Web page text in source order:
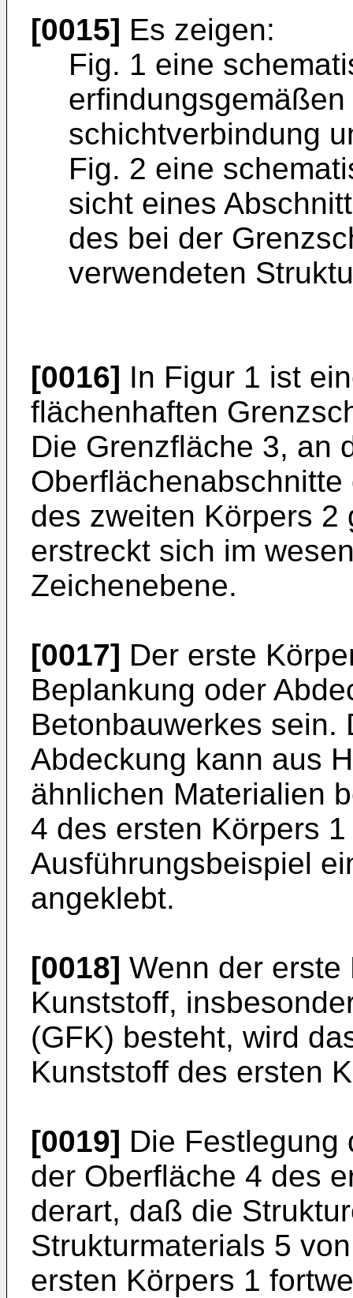
[0015] Es zeigen:
Fig. 1 eine
schichtverbindung
Fig. 2 eine
sicht eines
des bei der
verwendeten
[0016] In Figur 1 ist
flächenhaften
Die Grenzfläche 3, an
des zweiten Körpers
erstreckt sich im
Zeichenebene.
[0017] Der erste
Beplankung oder
Betonbauwerkes sein.
Abdeckung kann aus
ähnlichen Materialien
4 des ersten Körpers
Ausführungsbeispiel
angeklebt.
[0018] Wenn der erste
Kunststoff,
(GFK) besteht, wird
Kunststoff des ersten
[0019] Die Festlegung
der Oberfläche 4 des
derart, daß die
Strukturmaterials 5
ersten Körpers 1